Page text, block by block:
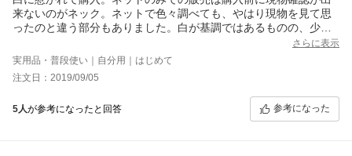
た。
グリル：ココットプレートと焼き網、どちらを使用すると魚が美
味しくなるのか、思考錯誤をしていますが、未だに解は見当たり
ココットプレート使用する時、25mm以上の魚が焼けない、下面
が焦げる(アルミクッキングシートを使用してもある程度焦げます)
に追加で加熱できない点です。ある態度冷めないと再加熱できな
いので、直ぐ加熱できる方法を検討しています。
来ないのがネック。ネットで色々調べても、やはり現物を見て思
ったのと違う部分もありました。白が基調ではあるものの、少し
ポイントとしてグレーが入ってます。これはもう、個人的には全
て白にしたら？と思いました。価格は高いですが、基本操作に大
きな違いがあるとも思えず、オプションで少し操作が追加されて
る印象です。グリルに火力調整のレバーはなく、タッチ操作で
す。それだけコンロが自動でコントロール出来るのかもですが、
なかなか使い慣れません。ココットプレートの蓋をしても飛び散
らない訳でもなく、逆に焼き色が入りづらいとか、蓋に持ち手が
さらに表示
実用品・普段使い｜自分用｜はじめて
注文日：2019/09/05
5人が参考になったと回答 参考になった